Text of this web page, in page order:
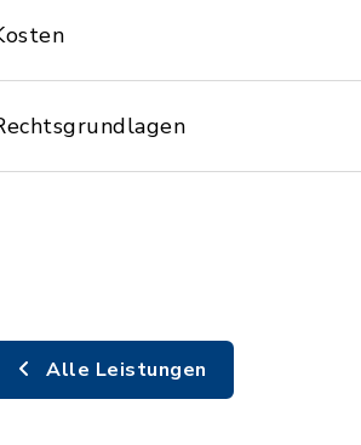
Alle Leistungen